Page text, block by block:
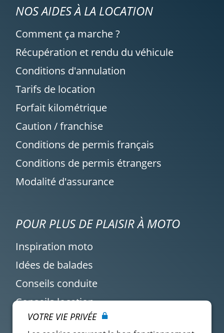
NOS AIDES À LA LOCATION
Comment ça marche ?
Récupération et rendu du véhicule
Conditions d'annulation
Tarifs de location
Forfait kilométrique
Caution / franchise
Conditions de permis français
Conditions de permis étrangers
Modalité d'assurance
POUR PLUS DE PLAISIR À MOTO
Inspiration moto
Idées de balades
Conseils conduite
Conseils location
Actualité Easy Renter
VOTRE VIE PRIVÉE